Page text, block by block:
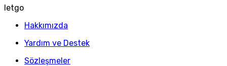
letgo
Hakkımızda
Yardım ve Destek
Sözleşmeler